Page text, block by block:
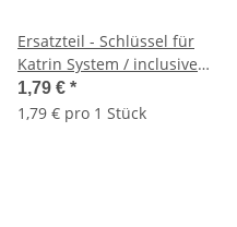
Ersatzteil - Schlüssel für
Katrin System / inclusive
Spender
1,79 € *
1,79 € pro 1 Stück